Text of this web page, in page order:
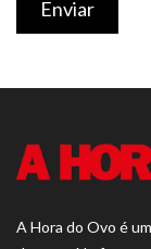
Enviar
A Hora do Ovo é